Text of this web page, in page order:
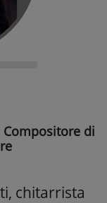
Compositore di
chitarrista